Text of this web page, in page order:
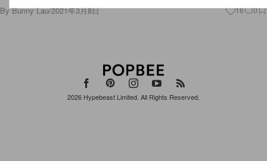
ByBunny Lau/2021年3月8日 16 0
2026 Hypebeast Limited. All Rights Reserved.